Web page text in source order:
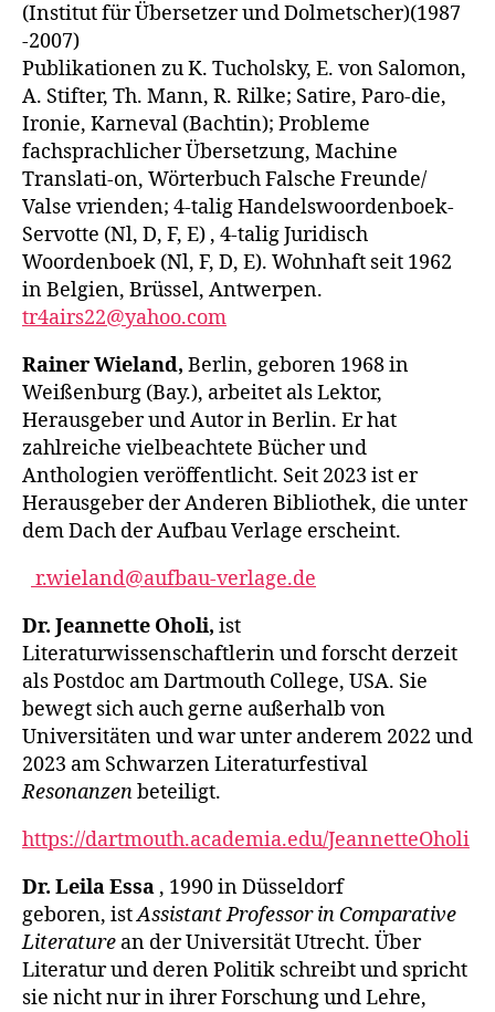
(Institut für Übersetzer und Dolmetscher)(1987
-2007)
Publikationen zu K. Tucholsky, E. von Salomon,
A. Stifter, Th. Mann, R. Rilke; Satire, Paro-die,
Ironie, Karneval (Bachtin); Probleme
fachsprachlicher Übersetzung, Machine
Translati-on, Wörterbuch Falsche Freunde/
Valse vrienden; 4-talig Handelswoordenboek-
Servotte (Nl, D, F, E) , 4-talig Juridisch
Woordenboek (Nl, F, D, E). Wohnhaft seit 1962
in Belgien, Brüssel, Antwerpen.
tr4airs22@yahoo.com
Rainer Wieland, Berlin, geboren 1968 in
Weißenburg (Bay.), arbeitet als Lektor,
Herausgeber und Autor in Berlin. Er hat
zahlreiche vielbeachtete Bücher und
Anthologien veröffentlicht. Seit 2023 ist er
Herausgeber der Anderen Bibliothek, die unter
dem Dach der Aufbau Verlage erscheint.
r.wieland@aufbau-verlage.de
Dr. Jeannette Oholi, ist
Literaturwissenschaftlerin und forscht derzeit
als Postdoc am Dartmouth College, USA. Sie
bewegt sich auch gerne außerhalb von
Universitäten und war unter anderem 2022 und
2023 am Schwarzen Literaturfestival
Resonanzenbeteiligt.
https://dartmouth.academia.edu/JeannetteOholi
Dr. Leila Essa , 1990 in Düsseldorf
geboren, istAssistant Professor in Comparative
Literature an der Universität Utrecht. Über
Literatur und deren Politik schreibt und spricht
sie nicht nur in ihrer Forschung und Lehre,